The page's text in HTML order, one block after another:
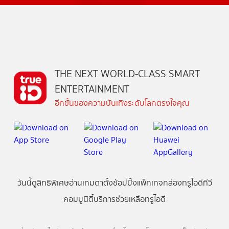
THE NEXT WORLD-CLASS SMART
ENTERTAINMENT
อีกขั้นของความบันเทิงระดับโลกตรงใจคุณ
วันนี้ดูสิทธิพิเศษอ่านเกมตาตั้งช้อปปิ้งแพ็กเกจกล่องทรูไอดีทีวี
คอมมูนิตี้บริการช่วยเหลือทรูไอดี